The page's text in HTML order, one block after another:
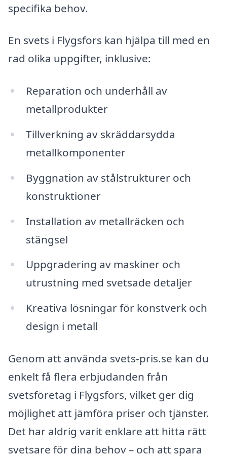
specifika behov.
En svets i Flygsfors kan hjälpa till med en
rad olika uppgifter, inklusive:
Reparation och underhåll av
metallprodukter
Tillverkning av skräddarsydda
metallkomponenter
Byggnation av stålstrukturer och
konstruktioner
Installation av metallräcken och
stängsel
Uppgradering av maskiner och
utrustning med svetsade detaljer
Kreativa lösningar för konstverk och
design i metall
Genom att använda svets-pris.se kan du
enkelt få flera erbjudanden från
svetsföretag i Flygsfors, vilket ger dig
möjlighet att jämföra priser och tjänster.
Det har aldrig varit enklare att hitta rätt
svetsare för dina behov – och att spara